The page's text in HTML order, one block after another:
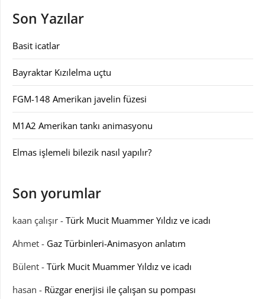
Son Yazılar
Basit icatlar
Bayraktar Kızılelma uçtu
FGM-148 Amerikan javelin füzesi
M1A2 Amerikan tankı animasyonu
Elmas işlemeli bilezik nasıl yapılır?
Son yorumlar
kaan çalışır - Türk Mucit Muammer Yıldız ve icadı
Ahmet - Gaz Türbinleri-Animasyon anlatım
Bülent - Türk Mucit Muammer Yıldız ve icadı
hasan - Rüzgar enerjisi ile çalışan su pompası